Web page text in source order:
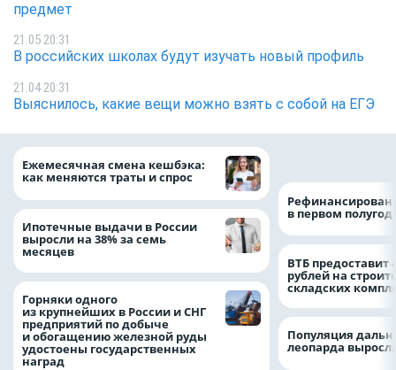
предмет
21.05 20:31
В российских школах будут изучать новый профиль
21.04 20:31
Выяснилось, какие вещи можно взять с собой на ЕГЭ
Ежемесячная смена кешбэка:
как меняются траты и спрос
Ипотечные выдачи в России
выросли на 38% за семь
месяцев
Горняки одного
из крупнейших в России и СНГ
предприятий по добыче
и обогащению железной руды
удостоены государственных
наград
в первом
ВТБ предоставит
рублей на
складских
Популяция
леопарда